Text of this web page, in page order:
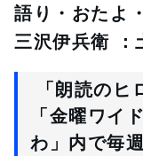
語り・おたよ
三沢伊兵衛 ：
「朗読のヒ
「金曜ワイ
わ」 内で毎